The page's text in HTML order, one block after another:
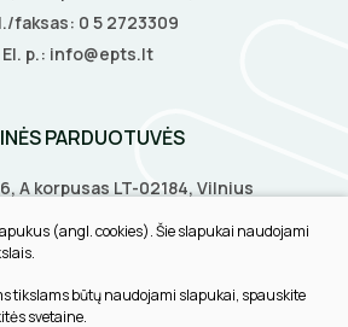
JUNGIKLIAI
NAMAI
TRANSFORMATORIAI
ĮRANKIAI
plokštės
termostatai
plokštės
ir įvažiavimų apsauga nuo apledėjimo
faksas: 0 5 2723309
El. p.: info@epts.lt
PARDUOTUVĖS
A korpusas LT-02184, Vilnius
g. 8, LT-52168, Kaunas
60, LT-91108, Klaipėda
INFORMACIJA
(angl. cookies). Šie slapukai naudojami
tikslams būtų naudojami slapukai, spauskite
svetaine.